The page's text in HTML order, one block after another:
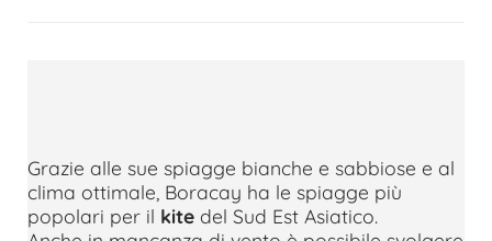
Grazie alle sue spiagge bianche e sabbiose e al
clima ottimale, Boracay ha le spiagge più
popolari per il kite del Sud Est Asiatico.